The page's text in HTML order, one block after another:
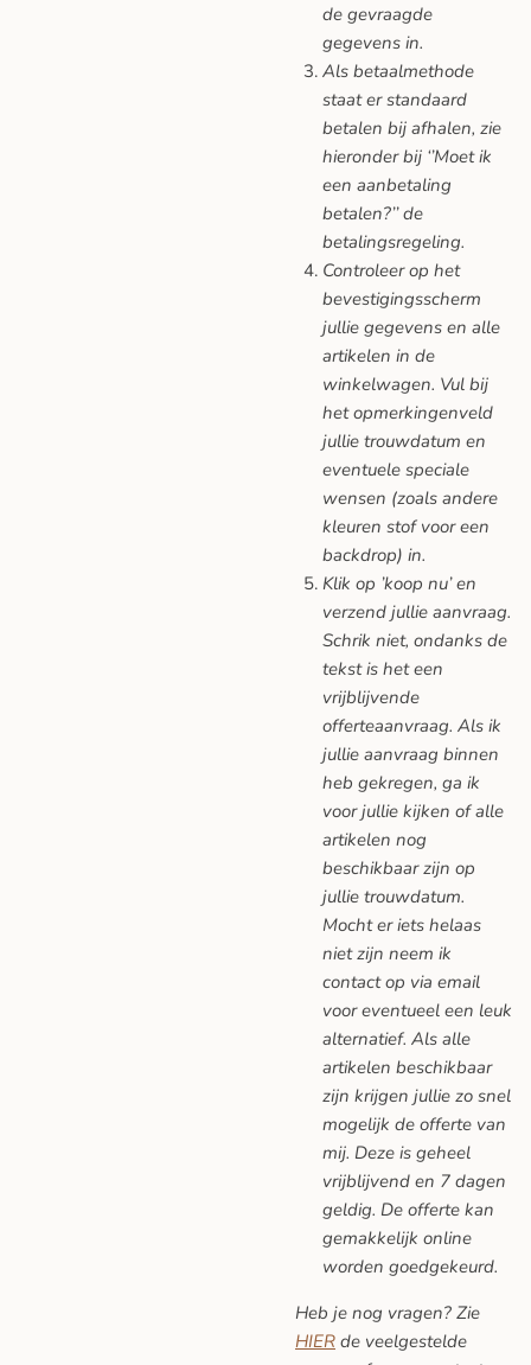
de gevraagde
gegevens in.
Als betaalmethode
staat er standaard
betalen bij afhalen, zie
hieronder bij ‘’Moet ik
een aanbetaling
betalen?’’ de
betalingsregeling.
Controleer op het
bevestigingsscherm
jullie gegevens en alle
artikelen in de
winkelwagen. Vul bij
het opmerkingenveld
jullie trouwdatum en
eventuele speciale
wensen (zoals andere
kleuren stof voor een
backdrop) in.
Klik op ’koop nu’ en
verzend jullie aanvraag.
Schrik niet, ondanks de
tekst is het een
vrijblijvende
offerteaanvraag. Als ik
jullie aanvraag binnen
heb gekregen, ga ik
voor jullie kijken of alle
artikelen nog
beschikbaar zijn op
jullie trouwdatum.
Mocht er iets helaas
niet zijn neem ik
contact op via email
voor eventueel een leuk
alternatief. Als alle
artikelen beschikbaar
zijn krijgen jullie zo snel
mogelijk de offerte van
mij. Deze is geheel
vrijblijvend en 7 dagen
geldig. De offerte kan
gemakkelijk online
worden goedgekeurd.
Heb je nog vragen? Zie
HIER de veelgestelde